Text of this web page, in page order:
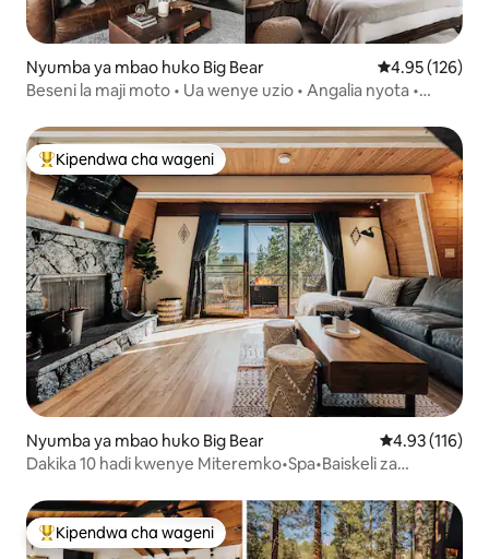
Nyumba ya mbao huko Big Bear Ukadiriaji wa
4.95 (126)
Beseni la maji moto • Ua wenye uzio • Angalia nyota •
Kipendwa maarufu cha wageni
Kipendwa cha wageni
Nyumba ya mbao huko Big Bear Ukadiriaji wa
4.93 (116)
Dakika 10 hadi kwenye Miteremko•Spa•Baiskeli za
Kipendwa maarufu cha wageni
Kipendwa cha wageni